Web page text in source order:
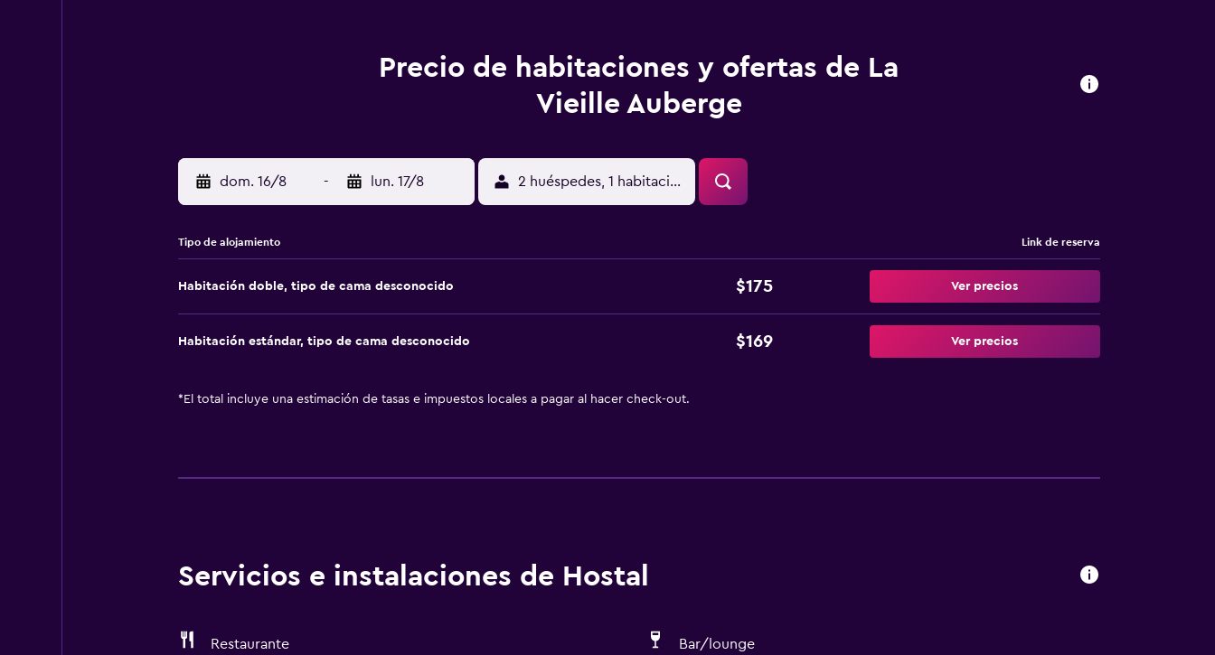
Precio de habitaciones y ofertas de La
Vieille Auberge
dom. 16/8 - lun. 17/8 2 huéspedes, 1 habitación
Tipo de alojamiento Link de reserva
Habitación doble, tipo de cama desconocido $175 Ver precios
Habitación estándar, tipo de cama desconocido $169 Ver precios
* El total incluye una estimación de tasas e impuestos locales a pagar al hacer check-out.
Servicios e instalaciones de Hostal
Restaurante Bar/lounge